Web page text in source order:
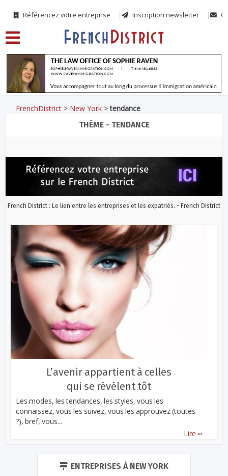
Référencez votre entreprise Inscription newsletter
FrenchDistrict > New York >tendance
THÈME - TENDANCE
French District : Le lien entre les entreprises et les expatriés. - French District
L’avenir appartient à celles
qui se révèlent tôt
Les modes, les tendances, les styles, vous les
connaissez, vous les suivez, vous les approuvez (toutes
?), bref, vous...
Lire ...
ENTREPRISES À NEW YORK